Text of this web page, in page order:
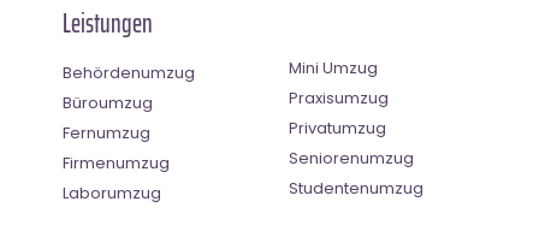
Leistungen
Behördenumzug
Büroumzug
Fernumzug
Firmenumzug
Laborumzug
Mini Umzug
Praxisumzug
Privatumzug
Seniorenumzug
Studentenumzug